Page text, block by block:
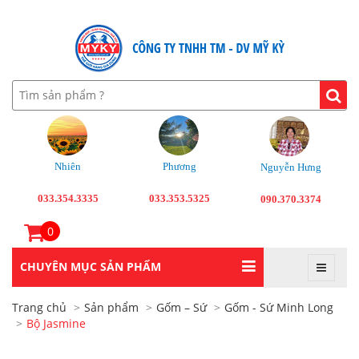
Nhiên
033.354.3335
Phương
033.353.5325
Nguyễn Hưng
090.370.3374
0
CHUYÊN MỤC SẢN PHẨM
Trang chủ Sản phẩm Gốm – Sứ
Gốm - Sứ Minh Long
Bộ Jasmine